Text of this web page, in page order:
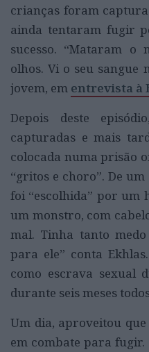
crianças foram
ainda tentaram fugir
sucesso. “Mataram o
olhos. Vi o seu sangue
jovem, em entrevista à
Depois deste
capturadas e mais
colocada numa prisão
“gritos e choro”. De
foi “escolhida” por um
um monstro, com
mal. Tinha tanto
para ele” conta
como escrava sexual
durante seis meses
Um dia, aproveitou
em combate para